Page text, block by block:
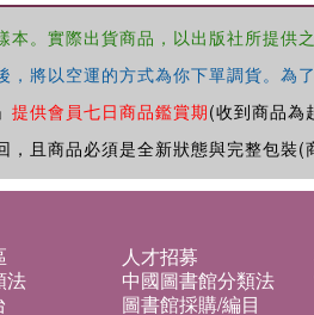
。實際出貨商品，以出版社所提供
將以空運的方式為你下單調貨。為
提供會員七日商品鑑賞期(收到商品為
且商品必須是全新狀態與完整包裝(
人才招募
法 中國圖書館分類法
圖書館採購/編目